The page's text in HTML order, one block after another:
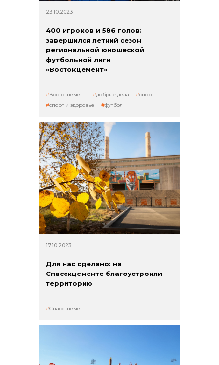
23.10.2023
400 игроков и 586 голов:
завершился летний сезон
региональной юношеской
футбольной лиги
«Востокцемент»
Востокцемент добрые дела
спорт
спорт и здоровье
футбол
17.10.2023
Для нас сделано: на
Спасскцементе благоустроили
территорию
Спасскцемент